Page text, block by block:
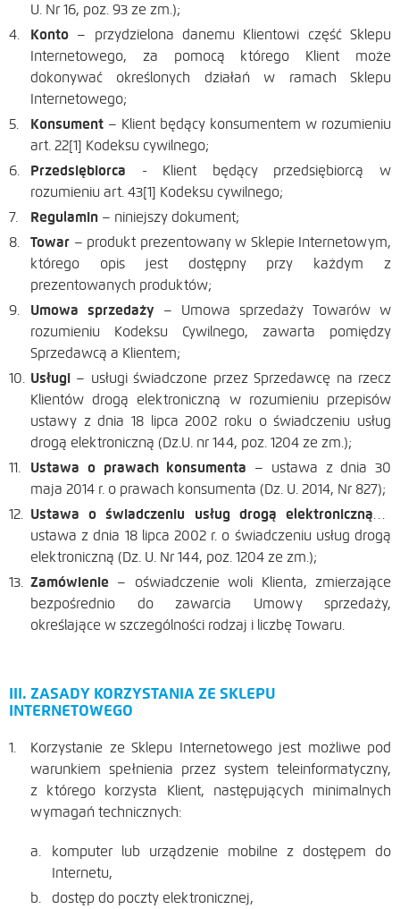
U. Nr 16, poz. 93 ze zm.);
Konto – przydzielona danemu Klientowi część Sklepu
Internetowego, za pomocą którego Klient może
dokonywać określonych działań w ramach Sklepu
Internetowego;
Konsument – Klient będący konsumentem w rozumieniu
art. 22[1] Kodeksu cywilnego;
Przedsiębiorca - Klient będący przedsiębiorcą w
rozumieniu art. 43[1] Kodeksu cywilnego;
Regulamin – niniejszy dokument;
Towar – produkt prezentowany w Sklepie Internetowym,
którego opis jest dostępny przy każdym z
prezentowanych produktów;
Umowa sprzedaży – Umowa sprzedaży Towarów w
rozumieniu Kodeksu Cywilnego, zawarta pomiędzy
Sprzedawcą a Klientem;
Usługi – usługi świadczone przez Sprzedawcę na rzecz
Klientów drogą elektroniczną w rozumieniu przepisów
ustawy z dnia 18 lipca 2002 roku o świadczeniu usług
drogą elektroniczną (Dz.U. nr 144, poz. 1204 ze zm.);
Ustawa o prawach konsumenta – ustawa z dnia 30
maja 2014 r. o prawach konsumenta (Dz. U. 2014, Nr 827);
Ustawa o świadczeniu usług drogą elektroniczną–
ustawa z dnia 18 lipca 2002 r. o świadczeniu usług drogą
elektroniczną (Dz. U. Nr 144, poz. 1204 ze zm.);
Zamówienie – oświadczenie woli Klienta, zmierzające
bezpośrednio do zawarcia Umowy sprzedaży,
określające w szczególności rodzaj i liczbę Towaru.
III. ZASADY KORZYSTANIA ZE SKLEPU
INTERNETOWEGO
Korzystanie ze Sklepu Internetowego jest możliwe pod
warunkiem spełnienia przez system teleinformatyczny,
z którego korzysta Klient, następujących minimalnych
wymagań technicznych:
komputer lub urządzenie mobilne z dostępem do
Internetu,
dostęp do poczty elektronicznej,